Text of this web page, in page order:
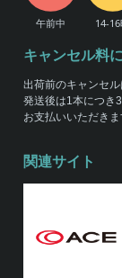
キャンセル料
出荷前のキャンセル
発送後は1本につき
お支払いいただき
関連サイト